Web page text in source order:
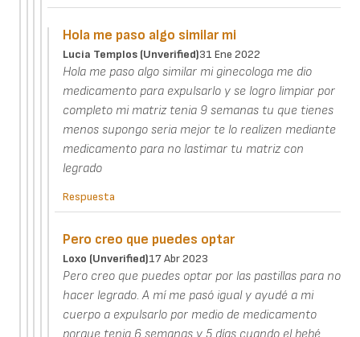
Hola me paso algo similar mi
Lucia Templos (unverified)31 Ene 2022
Hola me paso algo similar mi ginecologa me dio
medicamento para expulsarlo y se logro limpiar por
completo mi matriz tenia 9 semanas tu que tienes
menos supongo seria mejor te lo realizen mediante
medicamento para no lastimar tu matriz con
legrado
Respuesta
Pero creo que puedes optar
Loxo (unverified)17 Abr 2023
Pero creo que puedes optar por las pastillas para no
hacer legrado. A mí me pasó igual y ayudé a mi
cuerpo a expulsarlo por medio de medicamento